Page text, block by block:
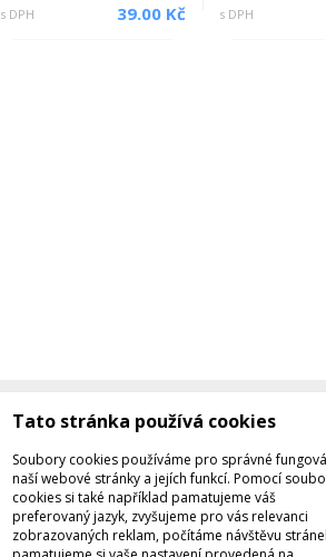
s DPH 39.00 Kč s DPH
Kontakty
Kontaktujte nás
Tel.: +420 608 141 224
Po - Pá: 9:00 - 16:00
Facebook
Tato stránka používá cookies
Soubory cookies používáme pro správné
naší webové stránky a jejích funkcí. Pomocí
cookies si také například pamatujeme váš
preferovaný jazyk, zvyšujeme pro vás relevanci
zobrazovaných reklam, počítáme návštěvu